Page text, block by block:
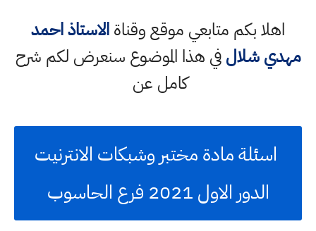
اهلا بكم متابعي موقع وقناةالاستاذ احمد
مهدي شلالفي هذا الموضوع سنعرض لكم شرح
كامل عن
اسئلة مادة مختبر وشبكات الانترنيت
الدور الاول 2021 فرع الحاسوب